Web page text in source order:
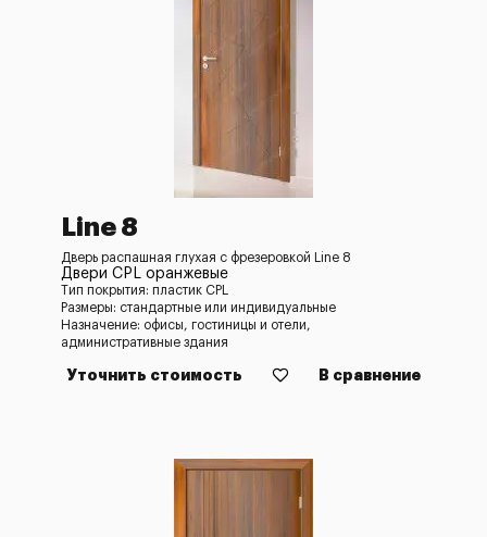
Line 8
Дверь распашная глухая с фрезеровкой Line 8
Двери CPL оранжевые
Тип покрытия: пластик CPL
Размеры: стандартные или индивидуальные
Назначение: офисы, гостиницы и отели,
административные здания
Уточнить стоимость В сравнение